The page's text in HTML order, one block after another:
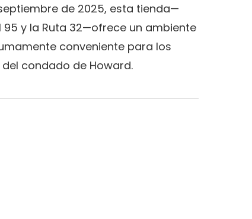
de 2025, esta tienda—
y la Ruta 32—ofrece un ambiente
conveniente para los
condado de Howard.